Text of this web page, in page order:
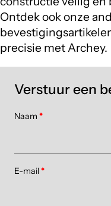
Ontdek ook onze
precisie met Archey.
Verstuur een
Naam *
E-mail*